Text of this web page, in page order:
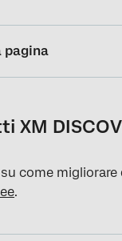
pagina
XM
come
.